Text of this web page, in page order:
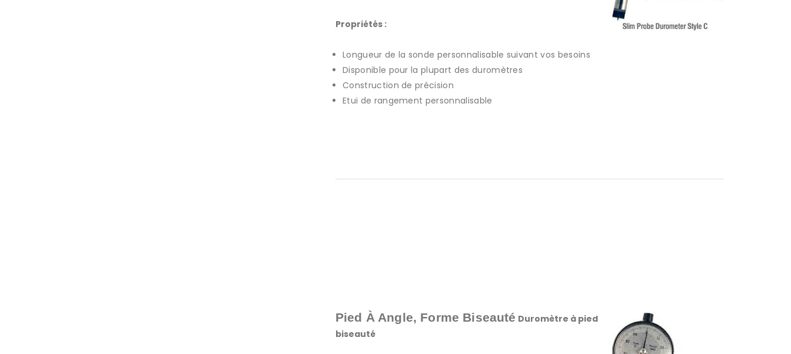
Propriétés :
Longueur de la sonde personnalisable suivant vos besoins
Disponible pour la plupart des duromètres
Construction de précision
Etui de rangement personnalisable
Pied À Angle, Forme Biseauté Duromètre à pied
biseauté